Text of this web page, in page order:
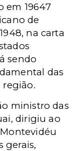
em 19647
de
na carta
sendo
das
região.
ministro das
dirigiu ao
gerais,